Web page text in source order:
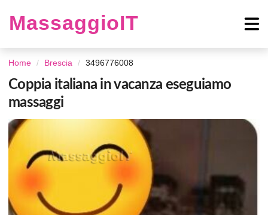
MassaggioIT
Home Brescia 3496776008
Coppia italiana in vacanza eseguiamo
massaggi